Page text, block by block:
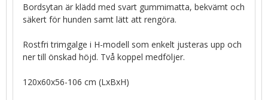
Bordsytan är klädd med svart gummimatta, bekvämt och
säkert för hunden samt lätt att rengöra.
Rostfri trimgalge i H-modell som enkelt justeras upp och
ner till önskad höjd. Två koppel medföljer.
120x60x56-106 cm (LxBxH)